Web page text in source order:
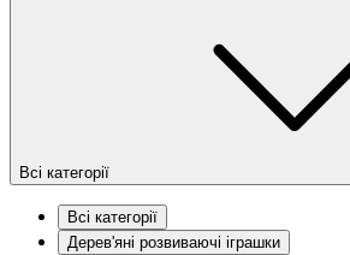
Всі категорії
Всі категорії
Дерев'яні розвиваючі іграшки